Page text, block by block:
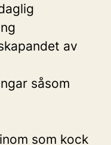
av
såsom
som kock